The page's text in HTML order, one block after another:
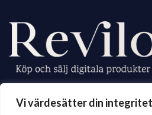
Vi värdesätter din integritet
erbjuder ett brett sortiment av digitalt